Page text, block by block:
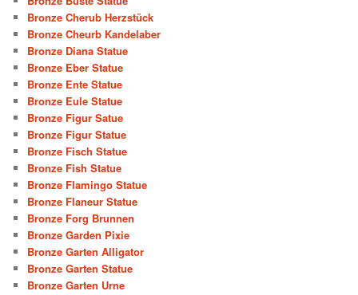
Bronze Cherub Herzstück
Bronze Cheurb Kandelaber
Bronze Diana Statue
Bronze Eber Statue
Bronze Ente Statue
Bronze Eule Statue
Bronze Figur Satue
Bronze Figur Statue
Bronze Fisch Statue
Bronze Fish Statue
Bronze Flamingo Statue
Bronze Flaneur Statue
Bronze Forg Brunnen
Bronze Garden Pixie
Bronze Garten Alligator
Bronze Garten Statue
Bronze Garten Urne